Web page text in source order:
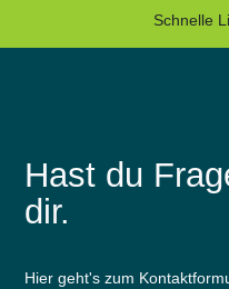
Schnelle
Hast du
dir.
Hier geht's zum